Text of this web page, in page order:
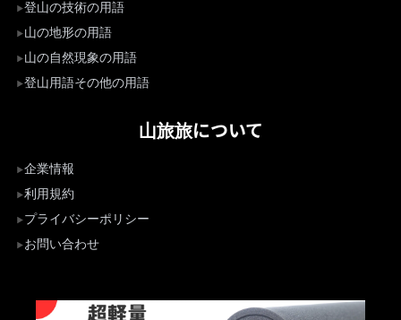
登山の技術の用語
山の地形の用語
山の自然現象の用語
登山用語その他の用語
山旅旅について
企業情報
利用規約
プライバシーポリシー
お問い合わせ